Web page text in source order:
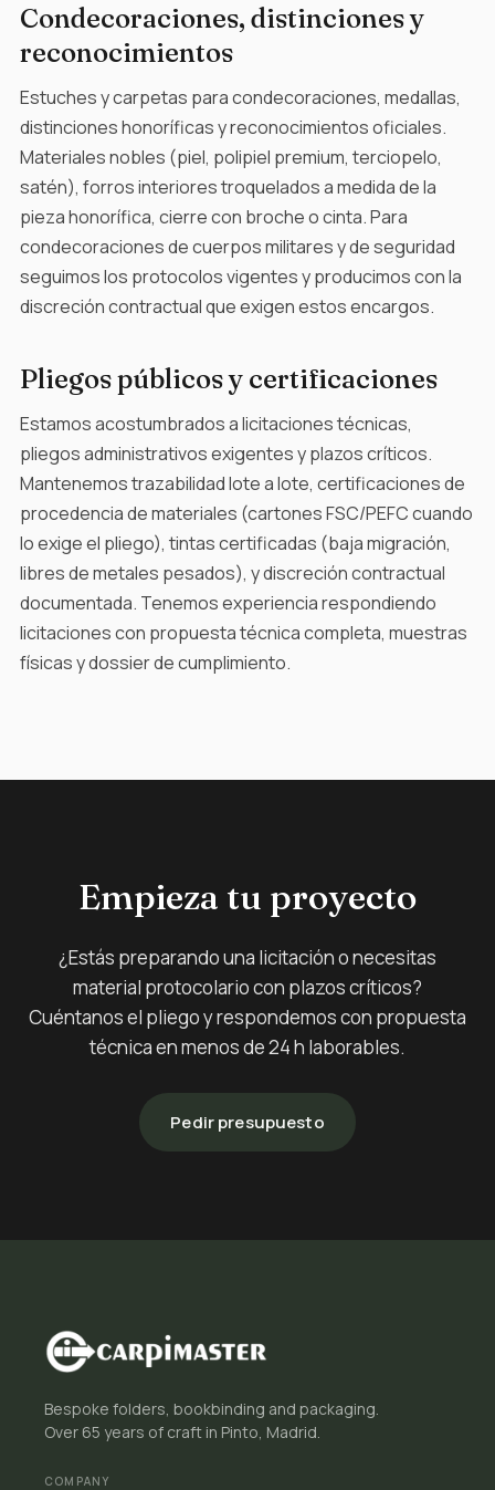
Condecoraciones, distinciones y
reconocimientos
Estuches y carpetas para condecoraciones, medallas,
distinciones honoríficas y reconocimientos oficiales.
Materiales nobles (piel, polipiel premium, terciopelo,
satén), forros interiores troquelados a medida de la
pieza honorífica, cierre con broche o cinta. Para
condecoraciones de cuerpos militares y de seguridad
seguimos los protocolos vigentes y producimos con la
discreción contractual que exigen estos encargos.
Pliegos públicos y certificaciones
Estamos acostumbrados a licitaciones técnicas,
pliegos administrativos exigentes y plazos críticos.
Mantenemos trazabilidad lote a lote, certificaciones de
procedencia de materiales (cartones FSC/PEFC cuando
lo exige el pliego), tintas certificadas (baja migración,
libres de metales pesados), y discreción contractual
documentada. Tenemos experiencia respondiendo
licitaciones con propuesta técnica completa, muestras
físicas y dossier de cumplimiento.
Empieza tu proyecto
¿Estás preparando una licitación o necesitas
material protocolario con plazos críticos?
Cuéntanos el pliego y respondemos con propuesta
técnica en menos de 24 h laborables.
Pedir presupuesto
Bespoke folders, bookbinding and packaging.
Over 65 years of craft in Pinto, Madrid.
COMPANY